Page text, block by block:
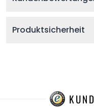
Produktsicherheit